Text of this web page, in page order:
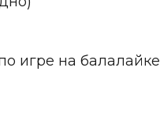
игре на балалайке